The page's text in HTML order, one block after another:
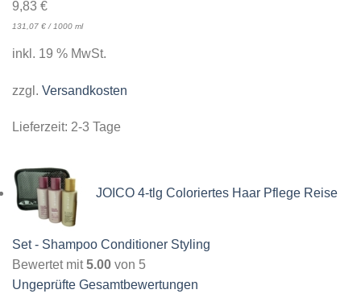
9,83 €
131,07 € / 1000 ml
inkl. 19 % MwSt.
zzgl. Versandkosten
Lieferzeit: 2-3 Tage
JOICO 4-tlg Coloriertes Haar Pflege Reise
Set - Shampoo Conditioner Styling
Bewertet mit5.00 von 5
Ungeprüfte Gesamtbewertungen